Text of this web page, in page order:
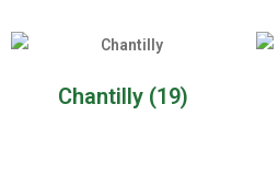
Chantilly (19)